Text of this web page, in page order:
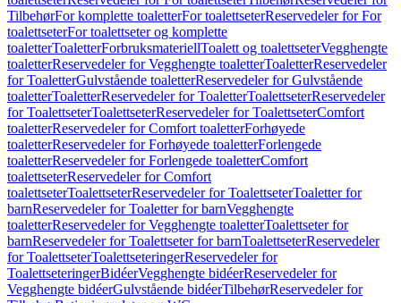
TilbehørFor komplette toaletterFor toalettseterReservedeler for For
toalettseterFor toalettseter og komplette
toaletterToaletterForbruksmateriellToalett og toalettseterVegghengte
toaletterReservedeler for Vegghengte toaletterToaletterReservedeler
for ToaletterGulvstående toaletterReservedeler for Gulvstående
toaletterToaletterReservedeler for ToaletterToalettseterReservedeler
for ToalettseterToalettseterReservedeler for ToalettseterComfort
toaletterReservedeler for Comfort toaletterForhøyede
toaletterReservedeler for Forhøyede toaletterForlengede
toaletterReservedeler for Forlengede toaletterComfort
toalettseterReservedeler for Comfort
toalettseterToalettseterReservedeler for ToalettseterToaletter for
barnReservedeler for Toaletter for barnVegghengte
toaletterReservedeler for Vegghengte toaletterToalettseter for
barnReservedeler for Toalettseter for barnToalettseterReservedeler
for ToalettseterToalettseteringerReservedeler for
ToalettseteringerBidéerVegghengte bidéerReservedeler for
Vegghengte bidéerGulvstående bidéerTilbehørReservedeler for